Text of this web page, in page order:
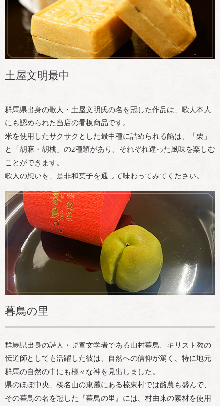
土屋文明最中
群馬県出身の歌人・土屋文明氏の名を冠した作品は、歌人本人
にも認められた当店の看板商品です。
米を使用したサクサクとした最中種に詰められる餡は、「栗」
と「胡麻・胡桃」の2種類があり、それぞれ違った風味を楽しむ
ことができます。
歌人の想いを、是非和菓子を通して味わってみてください。
暮鳥の里
群馬県出身の詩人・児童文学者である山村暮鳥。キリスト教の
伝道師としても活躍した彼は、自然への信仰が篤く、特に地元
群馬の自然の中にも様々な神を見出しました。
県のほぼ中央、榛名山の東麓にある榛東村では酪農も盛んで、
その暮鳥の名を冠した『暮鳥の里』には、村由来の素材を使用